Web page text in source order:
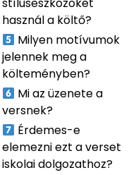
stíluseszközöket
használ a költő?
Milyen motívumok
jelennek meg a
költeményben?
Mi az üzenete a
versnek?
Érdemes-e
elemezni ezt a verset
iskolai dolgozathoz?